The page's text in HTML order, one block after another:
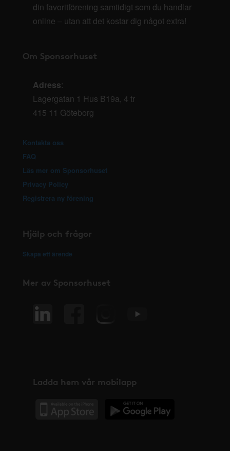
din favoritförening samtidigt som du handlar
online – utan att det kostar dig något extra!
Om Sponsorhuset
Adress:
Lagergatan 1 Hus B19a, 4 tr
415 11 Göteborg
Kontakta oss
FAQ
Läs mer om Sponsorhuset
Privacy Policy
Registrera ny förening
Hjälp och frågor
Skapa ett ärende
Mer av Sponsorhuset
Ladda hem vår mobilapp